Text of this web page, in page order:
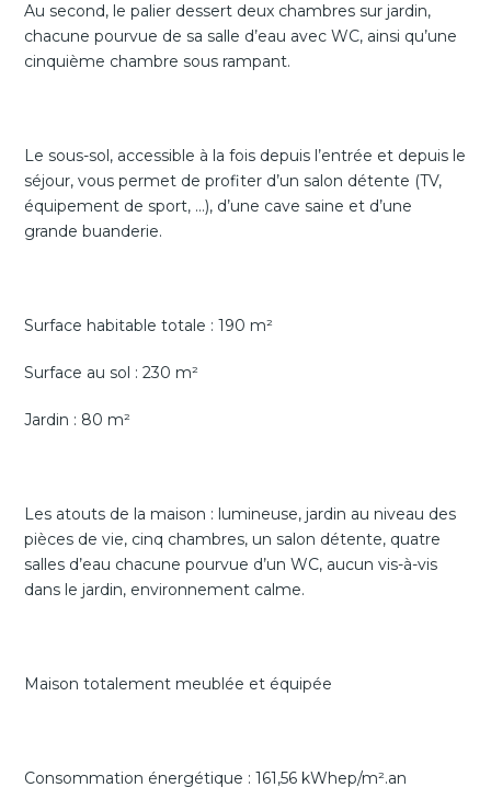
Au second, le palier dessert deux chambres sur jardin,
chacune pourvue de sa salle d’eau avec WC, ainsi qu’une
cinquième chambre sous rampant.
Le sous-sol, accessible à la fois depuis l’entrée et depuis le
séjour, vous permet de profiter d’un salon détente (TV,
équipement de sport, …), d’une cave saine et d’une
grande buanderie.
Surface habitable totale : 190 m²
Surface au sol : 230 m²
Jardin : 80 m²
Les atouts de la maison : lumineuse, jardin au niveau des
pièces de vie, cinq chambres, un salon détente, quatre
salles d’eau chacune pourvue d’un WC, aucun vis-à-vis
dans le jardin, environnement calme.
Maison totalement meublée et équipée
Consommation énergétique : 161,56 kWhep/m².an